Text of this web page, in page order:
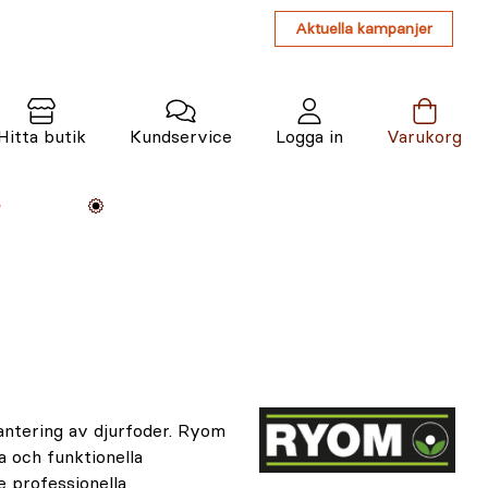
Aktuella kampanjer
butik Kundservice Logga in Varukorg